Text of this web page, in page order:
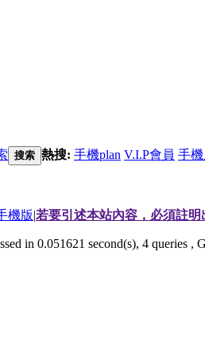
搜索 熱搜: 手機plan V.I.P會員 手
機版|若要引述本站內容，必須註明
in 0.051621 second(s), 4 queries ,